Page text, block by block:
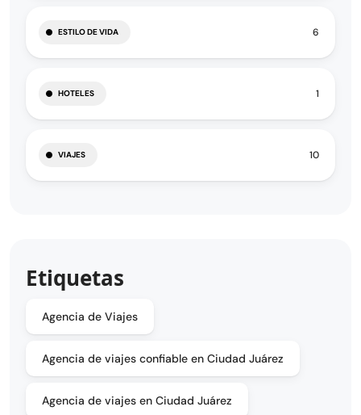
ESTILO DE VIDA 6
HOTELES 1
VIAJES 10
Etiquetas
Agencia de Viajes
Agencia de viajes confiable en Ciudad Juárez
Agencia de viajes en Ciudad Juárez